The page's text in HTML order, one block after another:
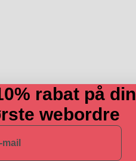
rabat på din
webordre